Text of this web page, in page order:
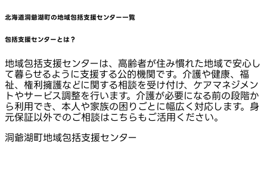
北海道洞爺湖町の地域包括支援センター一覧
包括支援センターとは？
地域包括支援センターは、高齢者が住み慣れた地域で安心し
て暮らせるように支援する公的機関です。介護や健康、福
祉、権利擁護などに関する相談を受け付け、ケアマネジメン
トやサービス調整を行います。介護が必要になる前の段階か
ら利用でき、本人や家族の困りごとに幅広く対応します。身
元保証以外でのご相談はこちらもご活用ください。
洞爺湖町地域包括支援センター